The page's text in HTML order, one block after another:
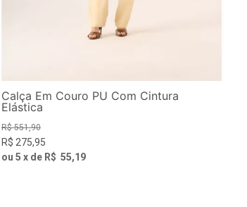
Calça Em Couro PU Com Cintura
Elástica
R$ 551,90
R$ 275,95
ou 5 x de R$ 55,19